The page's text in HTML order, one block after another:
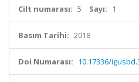
Cilt numarası: 5 Sayı: 1
Basım Tarihi: 2018
Doi Numarası: 10.17336/